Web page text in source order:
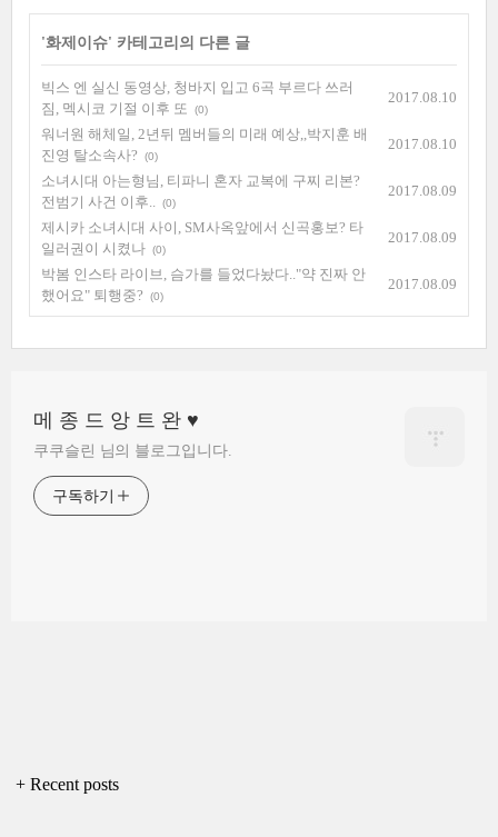
'화제이슈' 카테고리의 다른 글
빅스 엔 실신 동영상, 청바지 입고 6곡 부르다 쓰러
짐, 멕시코 기절 이후 또
(0)
2017.08.10
워너원 해체일, 2년뒤 멤버들의 미래 예상,,박지훈 배
진영 탈소속사?
(0)
2017.08.10
소녀시대 아는형님, 티파니 혼자 교복에 구찌 리본?
전범기 사건 이후..
(0)
2017.08.09
제시카 소녀시대 사이, SM사옥앞에서 신곡홍보? 타
일러권이 시켰나 (0)
2017.08.09
박봄 인스타 라이브, 슴가를 들었다놨다.."약 진짜 안
했어요" 퇴행중?
(0)
2017.08.09
메 종 드 앙 트 완 ♥
쿠쿠슬린 님의 블로그입니다.
구독하기
+ Recent posts